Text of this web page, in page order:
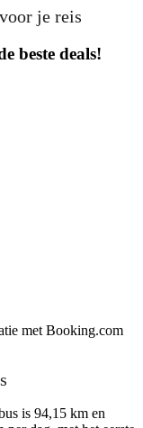
je reis
beste deals!
met Booking.com
is 94,15 km en